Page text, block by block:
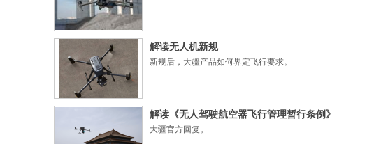
解读无人机新规
新规后，大疆产品如何界定飞行要求。
解读《无人驾驶航空器飞行管理暂行条例》
大疆官方回复。